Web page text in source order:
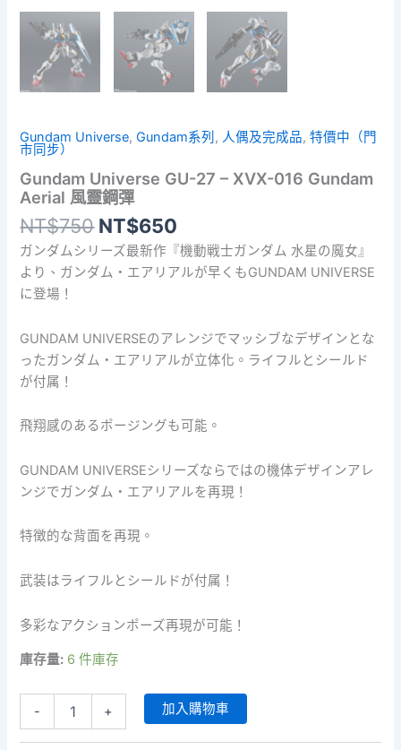
Gundam Universe,Gundam系列 , 人偶及完成品,特價中（門
市同步）
Gundam Universe GU-27 – XVX-016 Gundam
Aerial 風靈鋼彈
NT$750 原
始
價
NT$650
前
價
ガンダムシリーズ最新作『機動戦士ガンダム 水星の魔女』
より、ガンダム・エアリアルが早くもGUNDAM UNIVERSE
に登場！
GUNDAM UNIVERSEのアレンジでマッシブなデザインとな
ったガンダム・エアリアルが立体化。ライフルとシールド
が付属！
飛翔感のあるポージングも可能。
GUNDAM UNIVERSEシリーズならではの機体デザインアレ
ンジでガンダム・エアリアルを再現！
特徴的な背面を再現。
武装はライフルとシールドが付属！
多彩なアクションポーズ再現が可能！
庫存量: 6 件庫存
- + 加入購物車